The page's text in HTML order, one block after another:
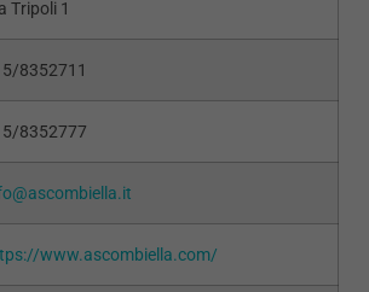
Tripoli 1
8352711
8352777
www.ascombiella.com/